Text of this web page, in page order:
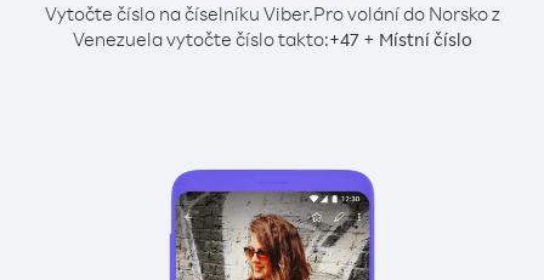
Vytočte číslo na číselníku Viber.Pro volání do Norsko z
Venezuela vytočte číslo takto:+47+ Místní číslo